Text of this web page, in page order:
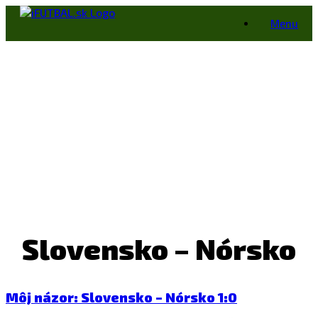
Skip
content
Menu
Slovensko – Nórsko
Môj názor: Slovensko – Nórsko 1:0